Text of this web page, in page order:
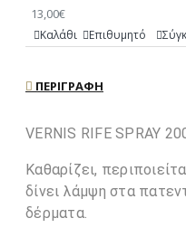
13,00€
Καλάθι Επιθυμητό
ΠΕΡΙΓΡΑΦΉ
VERNIS RIFE SPRAY
Καθαρίζει,
δίνει λάμψη στα
δέρματα.